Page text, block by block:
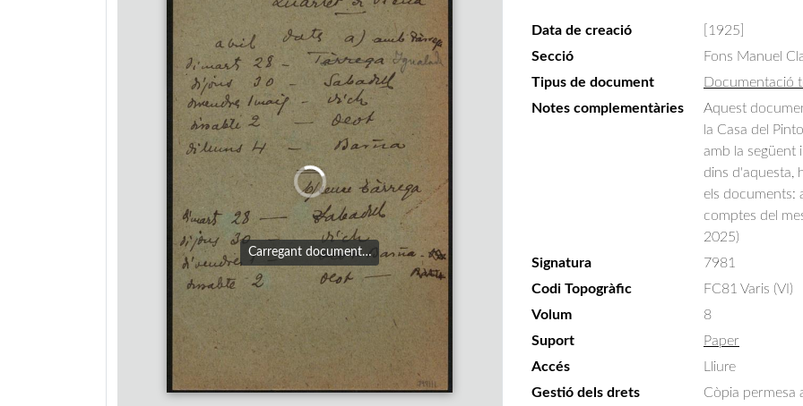
Carregant document…
Data de creació
[1925]
Secció
Fons Manuel
Tipus de document
Documentació
Notes complementàries
Aquest
la Casa del
amb la següent
dins d'aquesta,
els documents:
comptes del
2025)
Signatura
7981
Codi Topogràfic
FC81 Varis (VI)
Volum
8
Suport
Paper
Accés
Lliure
Gestió dels drets
Còpia permesa